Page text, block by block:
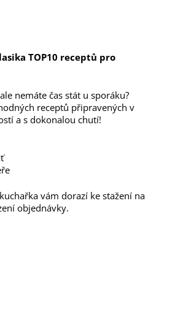
TOP10 receptů pro
nemáte čas stát u sporáku?
receptů připravených v
a s dokonalou chutí!
vám dorazí ke stažení na
objednávky.